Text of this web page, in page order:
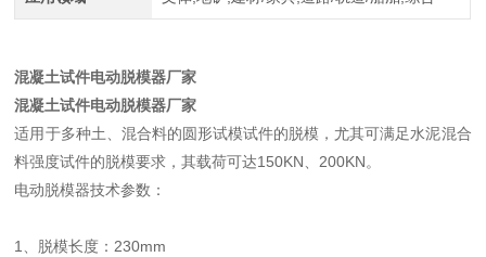
混凝土试件电动脱模器厂家
混凝土试件电动脱模器厂家
适用于多种土、混合料的圆形试模试件的脱模，尤其可满足水泥混合
料强度试件的脱模要求，其载荷可达150KN、200KN。
电动脱模器技术参数：
1、脱模长度：230mm